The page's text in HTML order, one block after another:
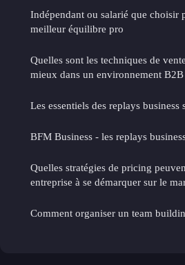
Indépendant ou salarié que choisir
meilleur équilibre pro
Quelles sont les techniques de
mieux dans un environnement B2B
Les essentiels des replays business
BFM Business - les replays
Quelles stratégies de pricing
entreprise à se démarquer sur le
Comment organiser un team